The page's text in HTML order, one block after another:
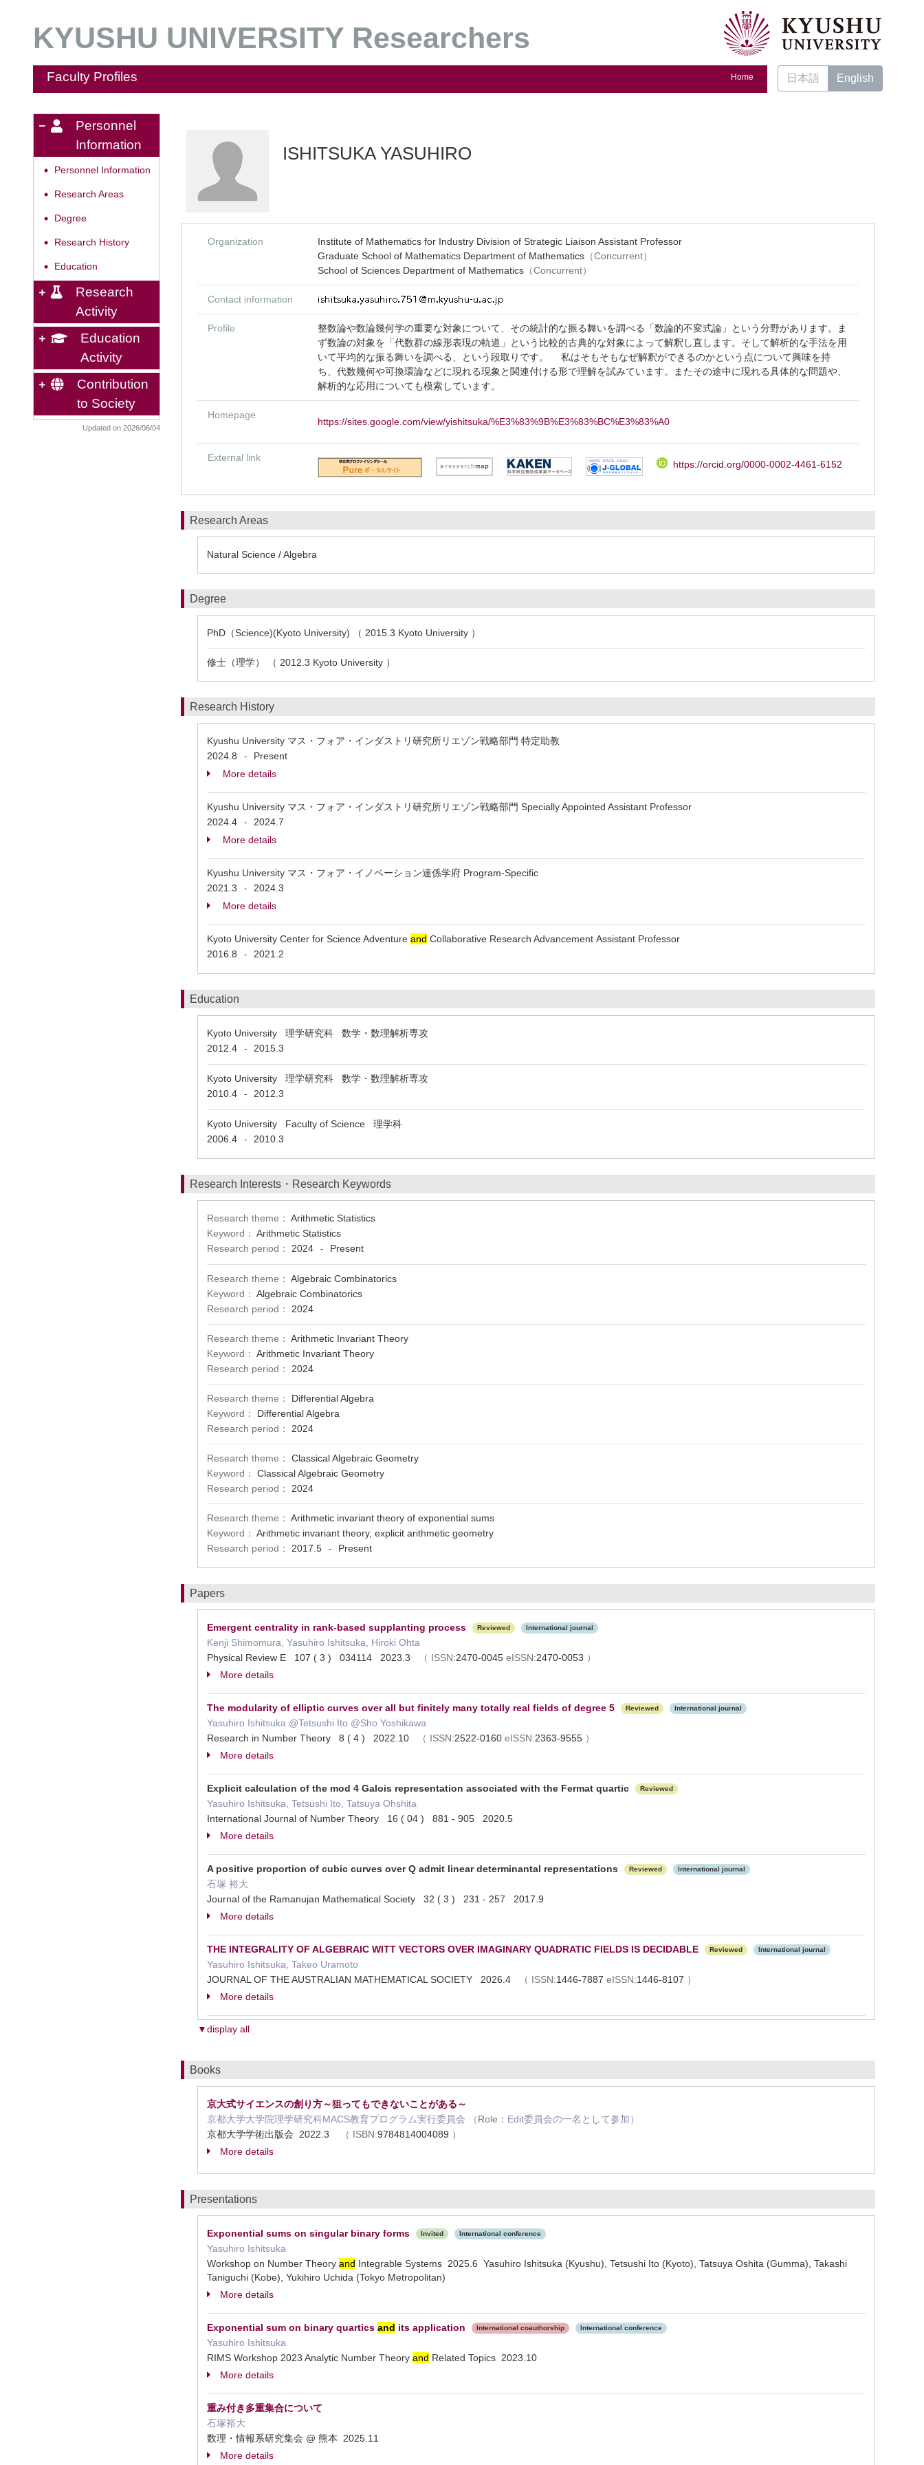
KYUSHU UNIVERSITY Researchers
Faculty Profiles Home 日本語 English
Personnel
Information
◆ Personnel Information
◆ Research Areas
◆ Degree
◆ Research History
◆ Education
Research
Activity
Education
Activity
Contribution
to Society
Updated on 2026/06/04
ISHITSUKA YASUHIRO
Organization
Institute of Mathematics for Industry Division of Strategic Liaison Assistant Professor
Graduate School of Mathematics Department of Mathematics （Concurrent）
School of Sciences Department of Mathematics （Concurrent）
Contact information
Profile
整数論や数論幾何学の重要な対象について、その統計的な振る舞いを調べる「数論的不変式論」という分野があります。ま
ず数論の対象を「代数群の線形表現の軌道」という比較的古典的な対象によって解釈し直します。そして解析的な手法を用
いて平均的な振る舞いを調べる、という段取りです。 私はそもそもなぜ解釈ができるのかという点について興味を持
ち、代数幾何や可換環論などに現れる現象と関連付ける形で理解を試みています。またその途中に現れる具体的な問題や、
解析的な応用についても模索しています。
Homepage
https://sites.google.com/view/yishitsuka/%E3%83%9B%E3%83%BC%E3%83%A0
External link
https://orcid.org/0000-0002-4461-6152
Research Areas
Natural Science / Algebra
Degree
PhD（Science)(Kyoto University) （ 2015.3 Kyoto University ）
修士（理学） （ 2012.3 Kyoto University ）
Research History
Kyushu University マス・フォア・インダストリ研究所リエゾン戦略部門 特定助教
2024.8
-
Present
More details
Kyushu University マス・フォア・インダストリ研究所リエゾン戦略部門 Specially Appointed Assistant Professor
2024.4
-
2024.7
More details
Kyushu University マス・フォア・イノベーション連係学府 Program-Specific
2021.3
-
2024.3
More details
Kyoto University Center for Science Adventure and Collaborative Research Advancement Assistant Professor
2016.8
- 2021.2
Education
Kyoto University 理学研究科 数学・数理解析専攻
2012.4
- 2015.3
Kyoto University 理学研究科 数学・数理解析専攻
2010.4
- 2012.3
Kyoto University Faculty of Science 理学科
2006.4
- 2010.3
Research Interests・Research Keywords
Research theme： Arithmetic Statistics
Keyword： Arithmetic Statistics
Research period：
2024 - Present
Research theme： Algebraic Combinatorics
Keyword： Algebraic Combinatorics
Research period：
2024
Research theme： Arithmetic Invariant Theory
Keyword： Arithmetic Invariant Theory
Research period：
2024
Research theme：
Differential Algebra
Keyword：
Differential Algebra
Research period：
2024
Research theme：
Classical Algebraic Geometry
Keyword：
Classical Algebraic Geometry
Research period：
2024
Research theme： Arithmetic invariant theory of exponential sums
Keyword： Arithmetic invariant theory, explicit arithmetic geometry
Research period：
2017.5 - Present
Papers
Emergent centrality in rank-based supplanting process Reviewed International journal
Kenji Shimomura, Yasuhiro Ishitsuka, Hiroki Ohta
Physical Review E 107 ( 3 ) 034114 2023.3
（ ISSN:2470-0045 eISSN:2470-0053 ）
More details
The modularity of elliptic curves over all but finitely many totally real fields of degree 5 Reviewed International journal
Yasuhiro Ishitsuka @Tetsushi Ito @Sho Yoshikawa
Research in Number Theory 8 ( 4 ) 2022.10
（ ISSN:2522-0160 eISSN:2363-9555 ）
More details
Explicit calculation of the mod 4 Galois representation associated with the Fermat quartic Reviewed
Yasuhiro Ishitsuka, Tetsushi Ito, Tatsuya Ohshita
International Journal of Number Theory 16 ( 04 ) 881 - 905 2020.5
More details
A positive proportion of cubic curves over Q admit linear determinantal representations Reviewed International journal
石塚 裕大
Journal of the Ramanujan Mathematical Society 32 ( 3 ) 231 - 257 2017.9
More details
THE INTEGRALITY OF ALGEBRAIC WITT VECTORS OVER IMAGINARY QUADRATIC FIELDS IS DECIDABLE Reviewed International journal
Yasuhiro Ishitsuka, Takeo Uramoto
JOURNAL OF THE AUSTRALIAN MATHEMATICAL SOCIETY 2026.4
（ ISSN:1446-7887 eISSN:1446-8107 ）
More details
▼display all
Books
京大式サイエンスの創り方～狙ってもできないことがある～
京都⼤学⼤学院理学研究科MACS教育プログラム実⾏委員会 （Role： Edit委員会の一名として参加）
京都⼤学学術出版会 2022.3
（ ISBN:9784814004089 ）
More details
Presentations
Exponential sums on singular binary forms Invited International conference
Yasuhiro Ishitsuka
Workshop on Number Theory and Integrable Systems 2025.6 Yasuhiro Ishitsuka (Kyushu), Tetsushi Ito (Kyoto), Tatsuya Oshita (Gumma), Takashi
Taniguchi (Kobe), Yukihiro Uchida (Tokyo Metropolitan)
More details
Exponential sum on binary quartics and its application International coauthorship International conference
Yasuhiro Ishitsuka
RIMS Workshop 2023 Analytic Number Theory and Related Topics 2023.10
More details
重み付き多重集合について
石塚裕大
数理・情報系研究集会 @ 熊本 2025.11
More details